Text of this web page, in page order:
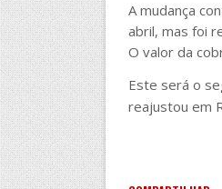
A mudança
abril, mas foi
O valor da
Este será o
reajustou em